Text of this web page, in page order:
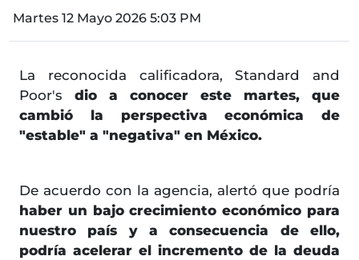
Martes 12 Mayo 2026 5:03 PM
La reconocida calificadora, Standard and
Poor's dio a conocer este martes, que
cambió la perspectiva económica de
"estable" a "negativa" en México.
De acuerdo con la agencia, alertó que podría
haber un bajo crecimiento económico para
nuestro país y a consecuencia de ello,
podría acelerar el incremento de la deuda